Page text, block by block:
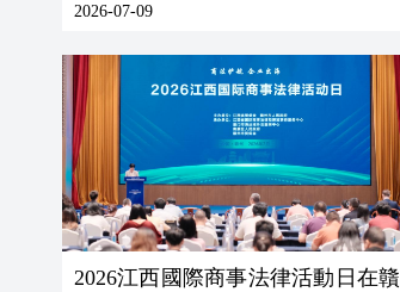
2026-07-09
2026江西國際商事法律活動日在贛